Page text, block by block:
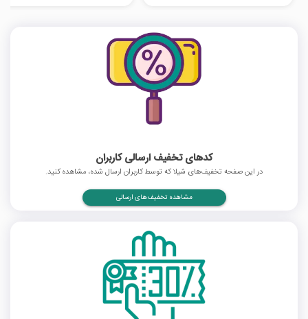
کدهای تخفیف ارسالی کاربران
در این صفحه تخفیف‌های شیلا که توسط کاربران ارسال شده، مشاهده کنید.
مشاهده تخفیف‌های ارسالی